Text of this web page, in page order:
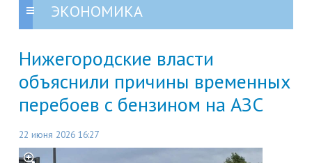
ЭКОНОМИКА
Нижегородские власти
объяснили причины временных
перебоев с бензином на АЗС
22 июня 2026 16:27